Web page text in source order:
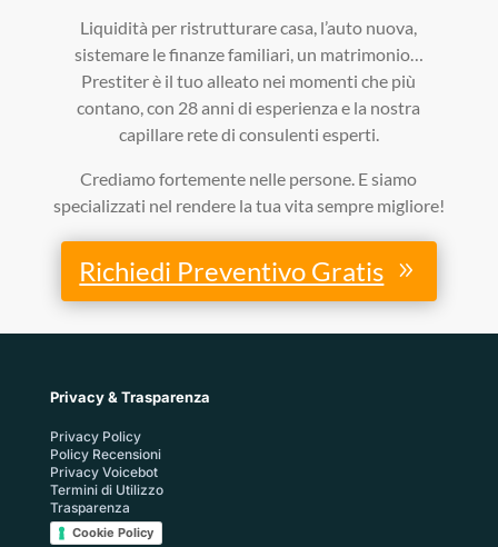
Liquidità per ristrutturare casa, l’auto nuova,
sistemare le finanze familiari, un matrimonio…
Prestiter è il tuo alleato nei momenti che più
contano, con 28 anni di esperienza e la nostra
capillare rete di consulenti esperti.
Crediamo fortemente nelle persone. E siamo
specializzati nel rendere la tua vita sempre migliore!
Richiedi Preventivo Gratis
Privacy & Trasparenza
Privacy Policy
Policy Recensioni
Privacy Voicebot
Termini di Utilizzo
Trasparenza
Cookie Policy